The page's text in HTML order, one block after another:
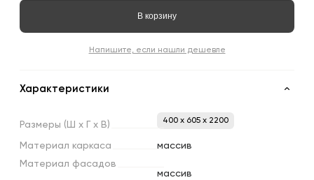
В корзину
Напишите, если нашли дешевле
Характеристики
Размеры (Ш х х В) 400 x 605 x 2200
Материал каркаса
массив
Материал фасадов
массив